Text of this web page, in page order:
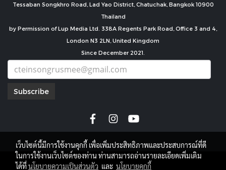
Tessaban Songkhro Road, Lad Yao District, Chatuchak, Bangkok 10900
Thailand
by Permission of Lup Media Ltd. 338A Regents Park Road, Office 3 and 4,
London N3 2LN, United Kingdom
Since December 2021.
Subscribe
copyright by
เว็บไซต์นี้มีการใช้งานคุกกี้ เพื่อเพิ่มประสิทธิภาพและประสบการณ์ที่ดี
ในการใช้งานเว็บไซต์ของท่าน ท่านสามารถอ่านรายละเอียดเพิ่มเติม
ได้ที่นโยบายความเป็นส่วนตัว และ นโยบายคุกกี้